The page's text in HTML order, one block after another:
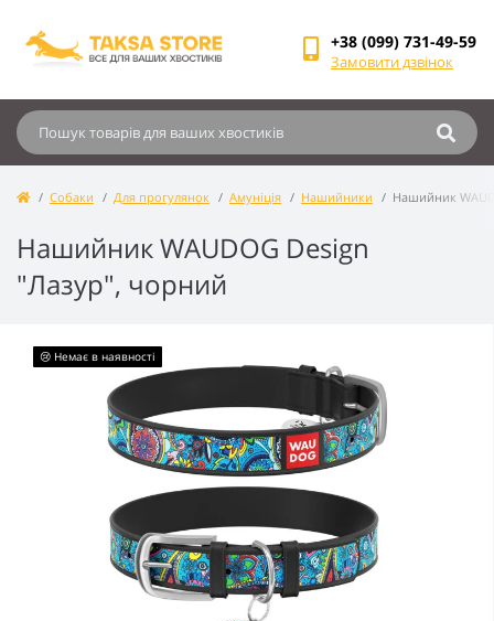
+38 (099) 731-49-59
Замовити дзвінок
Собаки Для прогулянок Амуніція Нашийники Нашийник
Нашийник WAUDOG Design
"Лазур", чорний
😢 Немає в наявності